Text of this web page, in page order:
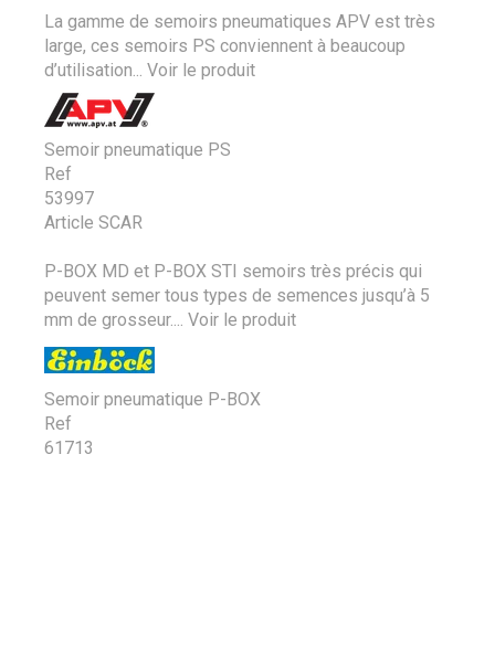
La gamme de semoirs pneumatiques APV est très
large, ces semoirs PS conviennent à beaucoup
d’utilisation...
Voir le produit
Semoir pneumatique PS
Ref
53997
Article SCAR
P-BOX MD et P-BOX STI semoirs très précis qui
peuvent semer tous types de semences jusqu’à 5
mm de grosseur....
Voir le produit
Semoir pneumatique P-BOX
Ref
61713